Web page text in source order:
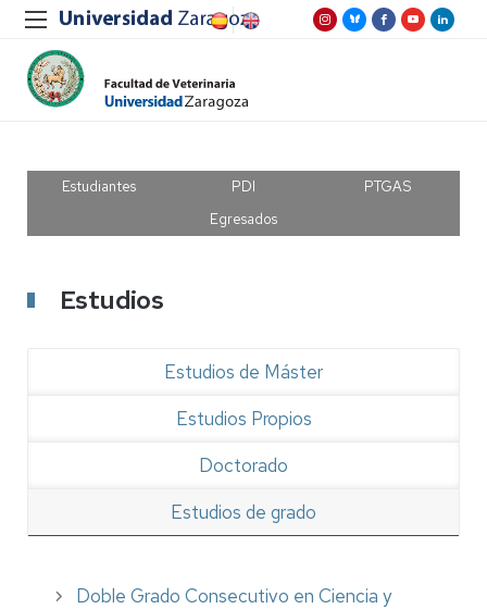
Estudiantes PDI
PTGAS
Egresados
Estudios
Estudios de grado
Estudios de Máster
Estudios Propios
Doctorado
Doble Grado Consecutivo en Ciencia y